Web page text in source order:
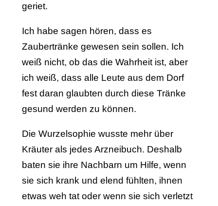
geriet.
Ich habe sagen hören, dass es
Zaubertränke gewesen sein sollen. Ich
weiß nicht, ob das die Wahrheit ist, aber
ich weiß, dass alle Leute aus dem Dorf
fest daran glaubten durch diese Tränke
gesund werden zu können.
Die Wurzelsophie wusste mehr über
Kräuter als jedes Arzneibuch. Deshalb
baten sie ihre Nachbarn um Hilfe, wenn
sie sich krank und elend fühlten, ihnen
etwas weh tat oder wenn sie sich verletzt